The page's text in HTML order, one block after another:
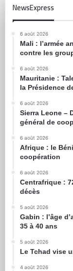
NewsExpress
6 août 2026
Mali : l’armée
contre les
6 août 2026
Mauritanie :
la Présidence
6 août 2026
Sierra Leone –
général de
6 août 2026
Afrique : le
coopération
6 août 2026
Centrafrique :
décès
5 août 2026
Gabin : l’âge
35 à 40 ans
5 août 2026
Le Tchad vise
4 août 2026